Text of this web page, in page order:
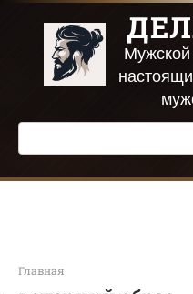
Перейти
контенту
Поиск:
Главная